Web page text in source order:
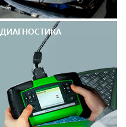
ДИАГНОСТИКА